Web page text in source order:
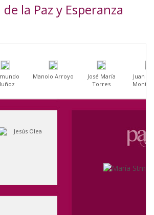
la Paz y Esperanza
Manolo Arroyo
José María
Torres
Juan
Jesús Olea